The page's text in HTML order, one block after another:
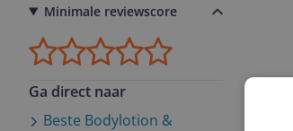
Minimale reviewscore
Ga direct naar
Beste Bodylotion &